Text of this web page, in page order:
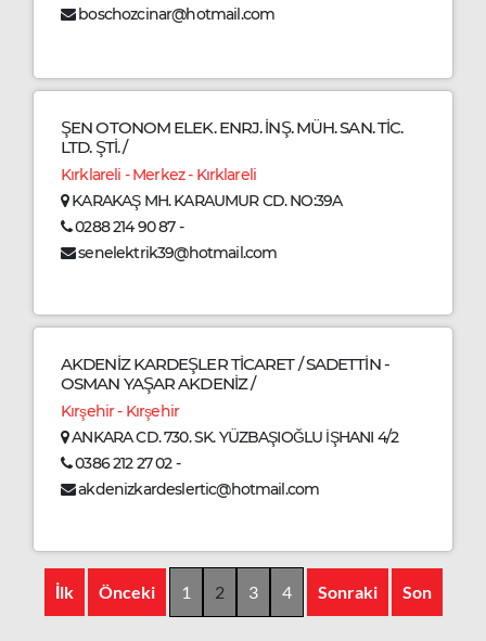
boschozcinar@hotmail.com
ŞEN OTONOM ELEK. ENRJ. İNŞ. MÜH. SAN. TİC.
LTD. ŞTİ. /
Kırklareli - Merkez - Kırklareli
KARAKAŞ MH. KARAUMUR CD. NO:39A
0288 214 90 87 -
senelektrik39@hotmail.com
AKDENİZ KARDEŞLER TİCARET / SADETTİN -
OSMAN YAŞAR AKDENİZ /
Kırşehir - Kırşehir
ANKARA CD. 730. SK. YÜZBAŞIOĞLU İŞHANI 4/2
0386 212 27 02 -
akdenizkardeslertic@hotmail.com
İlk Önceki 1 2 3 4 Sonraki Son